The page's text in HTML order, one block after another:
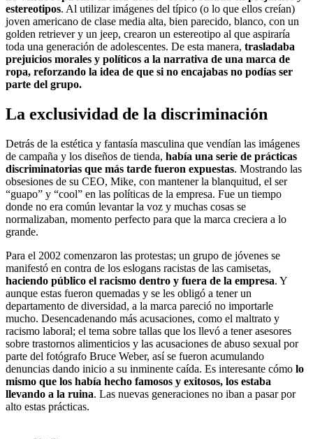
estereotipos. Al utilizar imágenes del típico (o lo que ellos creían)
joven americano de clase media alta, bien parecido, blanco, con un
golden retriever y un jeep, crearon un estereotipo al que aspiraría
toda una generación de adolescentes. De esta manera, trasladaba
prejuicios morales y políticos a la narrativa de una marca de
ropa, reforzando la idea de que si no encajabas no podías ser
parte del grupo.
La exclusividad de la discriminación
Detrás de la estética y fantasía masculina que vendían las imágenes
de campaña y los diseños de tienda, había una serie de prácticas
discriminatorias que más tarde fueron expuestas. Mostrando las
obsesiones de su CEO, Mike, con mantener la blanquitud, el ser
“guapo” y “cool” en las políticas de la empresa. Fue un tiempo
donde no era común levantar la voz y muchas cosas se
normalizaban, momento perfecto para que la marca creciera a lo
grande.
Para el 2002 comenzaron las protestas; un grupo de jóvenes se
manifestó en contra de los eslogans racistas de las camisetas,
haciendo público el racismo dentro y fuera de la empresa. Y
aunque estas fueron quemadas y se les obligó a tener un
departamento de diversidad, a la marca pareció no importarle
mucho. Desencadenando más acusaciones, como el maltrato y
racismo laboral; el tema sobre tallas que los llevó a tener asesores
sobre trastornos alimenticios y las acusaciones de abuso sexual por
parte del fotógrafo Bruce Weber, así se fueron acumulando
denuncias dando inicio a su inminente caída. Es interesante cómo lo
mismo que los había hecho famosos y exitosos, los estaba
llevando a la ruina. Las nuevas generaciones no iban a pasar por
alto estas prácticas.